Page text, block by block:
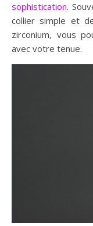
sophistication.
collier simple et
zirconium, vous
avec votre tenue.